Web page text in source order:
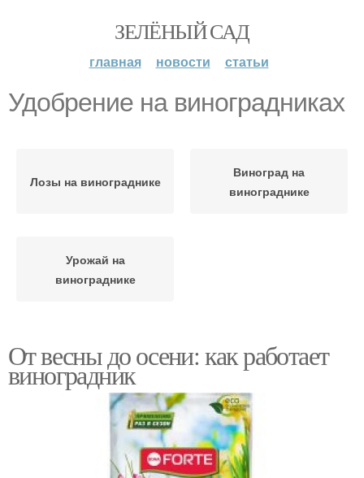
ЗЕЛЁНЫЙ САД
главная новости статьи
Удобрение на виноградниках
Лозы на винограднике
Виноград на
винограднике
Урожай на
винограднике
От весны до осени: как работает
виноградник